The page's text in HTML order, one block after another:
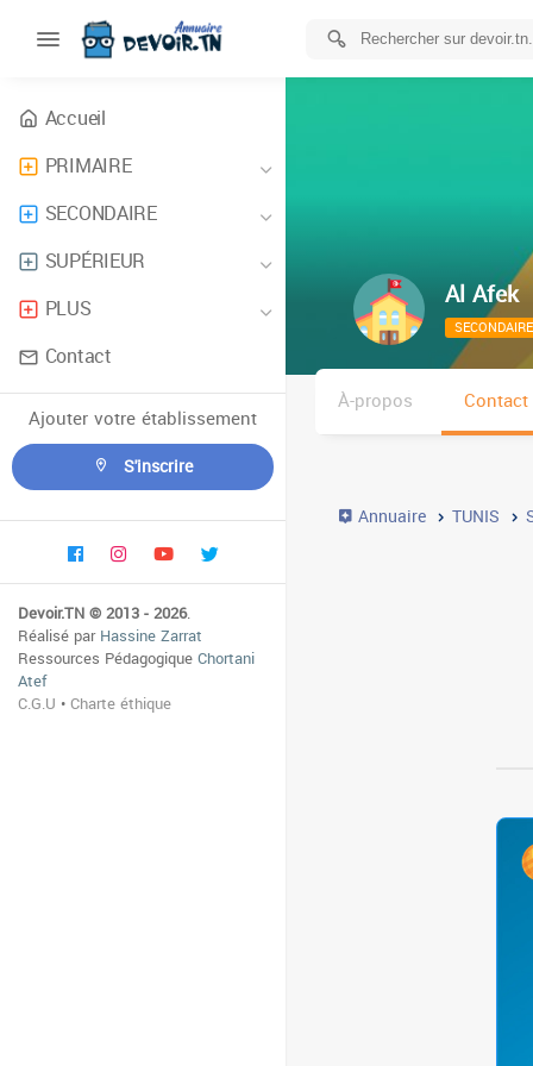
Accueil
PRIMAIRE
SECONDAIRE
SUPÉRIEUR
PLUS
Contact
Ajouter votre établissement
S'inscrire
Devoir.TN © 2013 - 2026.
Réalisé parHassine Zarrat
Ressources PédagogiqueChortani
Atef
C.G.U •Charte éthique
Al Afek
SECONDAIRE
À-propos Contact
Annuaire TUNIS